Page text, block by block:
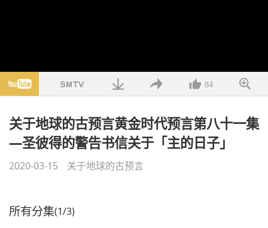
84
关于地球的古预言黄金时代预言第八十一集
—圣彼得的警告书信关于「主的日子」
2020-03-15 关于地球的古预言
所有分集(1/3)